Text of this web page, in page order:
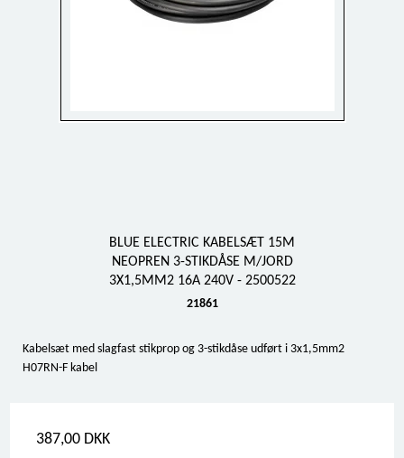
BLUE ELECTRIC KABELSÆT 15M
NEOPREN 3-STIKDÅSE M/JORD
3X1,5MM2 16A 240V - 2500522
21861
Kabelsæt med slagfast stikprop og 3-stikdåse udført i 3x1,5mm2
H07RN-F kabel
387,00 DKK